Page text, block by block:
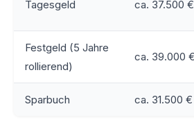
Tagesgeld ca. 37.500 €
Festgeld (5 Jahre
rollierend)
ca. 39.000 €
Sparbuch ca. 31.500 €